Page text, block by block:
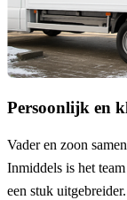
Persoonlijk en
Vader en zoon
Inmiddels is het
een stuk